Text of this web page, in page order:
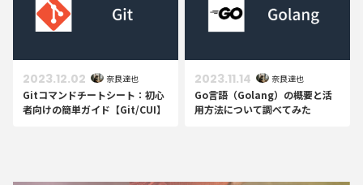
Gitコマンドチートシート：初心
者向けの簡単ガイド【Git/CUI】
2023.12.02 奈良達也
Go言語（Golang）の概要と活
用方法について調べてみた
2023.11.14 奈良達也